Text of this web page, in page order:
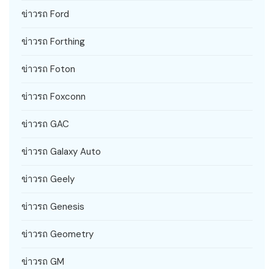
ข่าวรถ Ford
ข่าวรถ Forthing
ข่าวรถ Foton
ข่าวรถ Foxconn
ข่าวรถ GAC
ข่าวรถ Galaxy Auto
ข่าวรถ Geely
ข่าวรถ Genesis
ข่าวรถ Geometry
ข่าวรถ GM